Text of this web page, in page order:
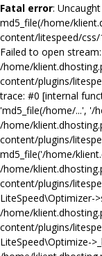
Fatal error:
md5_file(/home/
content/litespeed/css/
Failed to open
/home/
content/plugins/
trace: #0 [internal
'md5_file(/home/...', '/
/home/
content/plugins/
md5_file('/home/
/home/
content/plugins/
LiteSpeed\Optimizer-
/home/
content/plugins/
LiteSpeed\Optimize-